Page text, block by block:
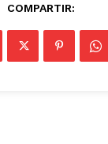
COMPARTIR: